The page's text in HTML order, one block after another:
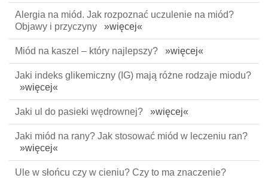
Alergia na miód. Jak rozpoznać uczulenie na miód?
Objawy i przyczyny »więcej«
Miód na kaszel – który najlepszy? »więcej«
Jaki indeks glikemiczny (IG) mają różne rodzaje miodu?
»więcej«
Jaki ul do pasieki wędrownej? »więcej«
Jaki miód na rany? Jak stosować miód w leczeniu ran?
»więcej«
Ule w słońcu czy w cieniu? Czy to ma znaczenie?